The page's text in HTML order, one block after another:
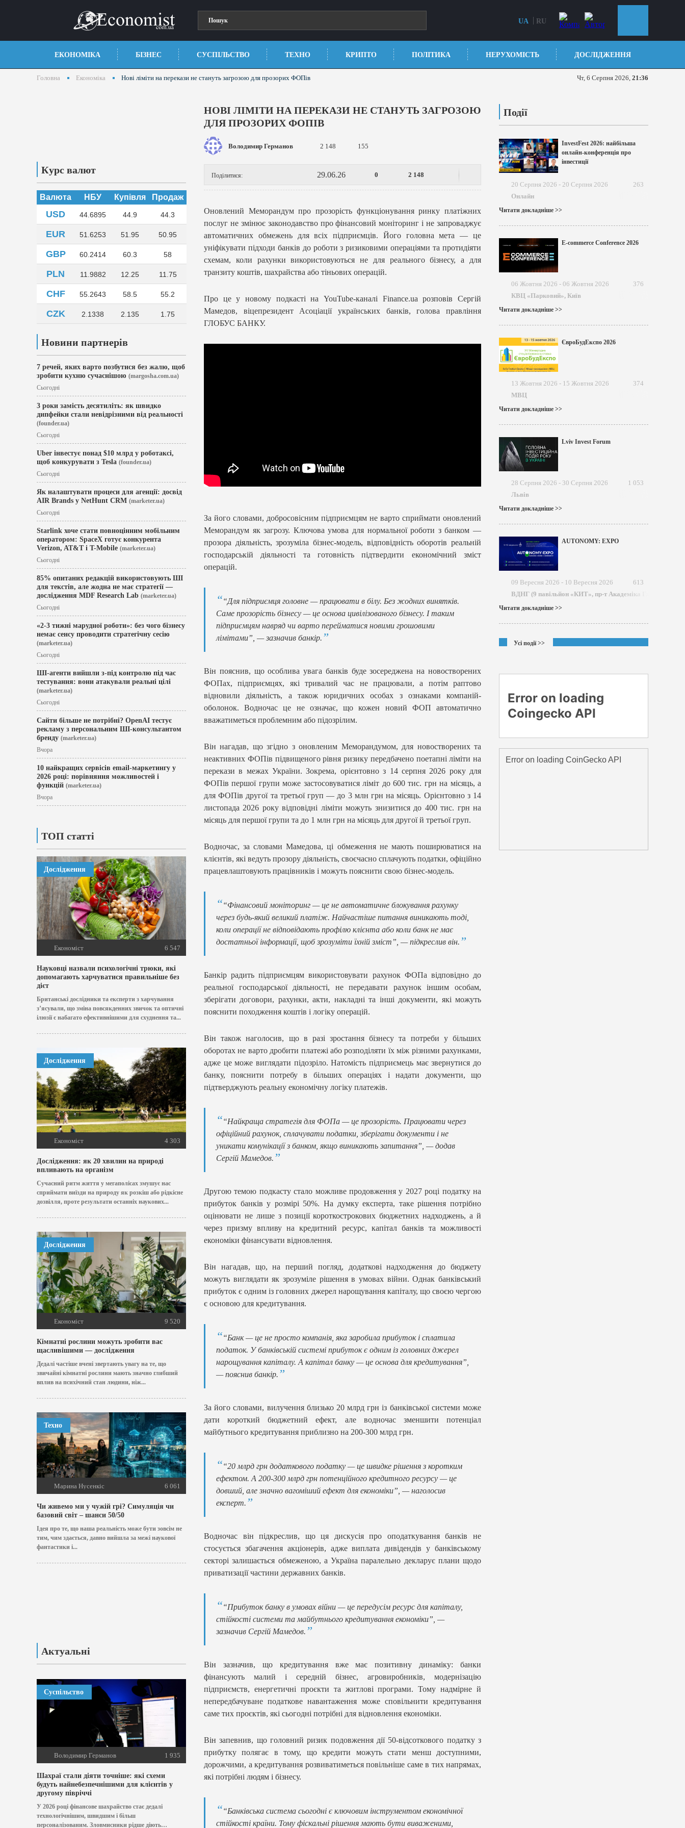
UA RU
ЕКОНОМІКА БІЗНЕС СУСПІЛЬСТВО ТЕХНО КРИПТО ПОЛІТИКА НЕРУХОМІСТЬ ДОСЛІДЖЕННЯ
Головна Економіка Нові ліміти на перекази не стануть загрозою для прозорих ФОПів Чт, 6 Серпня 2026, 21:36
Курс валют
Валюта НБУ Купівля Продаж
USD 44.6895 44.9 44.3
EUR 51.6253 51.95 50.95
GBP 60.2414 60.3 58
PLN 11.9882 12.25 11.75
CHF 55.2643 58.5 55.2
CZK 2.1338 2.135 1.75
Новини партнерів
7 речей, яких варто позбутися без жалю, щоб
зробити кухню сучаснішою (margosha.com.ua)
Сьогодні
3 роки замість десятиліть: як швидко
дипфейки стали невідрізними від реальності
(founder.ua)
Сьогодні
Uber інвестує понад $10 млрд у роботаксі,
щоб конкурувати з Tesla (founder.ua)
Сьогодні
Як налаштувати процеси для агенції: досвід
AIR Brands у NetHunt CRM (marketer.ua)
Сьогодні
Starlink хоче стати повноцінним мобільним
оператором: SpaceX готує конкурента
Verizon, AT&T і T-Mobile (marketer.ua)
Сьогодні
85% опитаних редакцій використовують ШІ
для текстів, але жодна не має стратегії —
дослідження MDF Research Lab (marketer.ua)
Сьогодні
«2-3 тижні марудної роботи»: без чого бізнесу
немає сенсу проводити стратегічну сесію
(marketer.ua)
Сьогодні
ШІ-агенти вийшли з-під контролю під час
тестування: вони атакували реальні цілі
(marketer.ua)
Сьогодні
Сайти більше не потрібні? OpenAI тестує
рекламу з персональним ШІ-консультантом
бренду (marketer.ua)
Вчора
10 найкращих сервісів email-маркетингу у
2026 році: порівняння можливостей і
функцій (marketer.ua)
Вчора
ТОП статті
Дослідження
Економіст 6 547
Науковці назвали психологічні трюки, які
допомагають харчуватися правильніше без
дієт
Британські дослідники та експерти з харчування
з’ясували, що зміна повсякденних звичок та оптичні
ілюзії є набагато ефективнішими для схуднення та...
Дослідження
Економіст 4 303
Дослідження: як 20 хвилин на природі
впливають на організм
Сучасний ритм життя у мегаполісах змушує нас
сприймати виїзди на природу як розкіш або рідкісне
дозвілля, проте результати останніх наукових...
Дослідження
Економіст 9 520
Кімнатні рослини можуть зробити вас
щасливішими — дослідження
Дедалі частіше вчені звертають увагу на те, що
звичайні кімнатні рослини мають значно глибший
вплив на психічний стан людини, ніж...
Техно
Марина Нусенкіс 6 061
Чи живемо ми у чужій грі? Симуляція чи
базовий світ – шанси 50/50
Ідея про те, що наша реальність може бути зовсім не
тим, чим здається, давно вийшла за межі наукової
фантастики і...
Актуальні
Суспільство
Володимир Германов 1 935
Шахраї стали діяти точніше: які схеми
будуть найнебезпечнішими для клієнтів у
другому півріччі
У 2026 році фінансове шахрайство стає дедалі
технологічнішим, швидшим і більш
персоналізованим. Зловмисники рідше діють
НОВІ ЛІМІТИ НА ПЕРЕКАЗИ НЕ СТАНУТЬ ЗАГРОЗОЮ
ДЛЯ ПРОЗОРИХ ФОПІВ
Володимир Германов 2 148 155
Поділитися: 29.06.26 0 2 148
Оновлений Меморандум про прозорість функціонування ринку платіжних
послуг не змінює законодавство про фінансовий моніторинг і не запроваджує
автоматичних обмежень для всіх підприємців. Його головна мета — це
уніфікувати підходи банків до роботи з ризиковими операціями та протидіяти
схемам, коли рахунки використовуються не для реального бізнесу, а для
транзиту коштів, шахрайства або тіньових операцій.
Про це у новому подкасті на YouTube-каналі Finance.ua розповів Сергій
Мамедов, віцепрезидент Асоціації українських банків, голова правління
ГЛОБУС БАНКУ.
За його словами, добросовісним підприємцям не варто сприймати оновлений
Меморандум як загрозу. Ключова умова для нормальної роботи з банком —
прозора діяльність, зрозуміла бізнес-модель, відповідність оборотів реальній
господарській діяльності та готовність підтвердити економічний зміст
операцій.
“Для підприємця головне — працювати в білу. Без жодних винятків.
Саме прозорість бізнесу — це основа цивілізованого бізнесу. І таким
підприємцям навряд чи варто перейматися новими грошовими
лімітами”, — зазначив банкір.
Він пояснив, що особлива увага банків буде зосереджена на новостворених
ФОПах, підприємцях, які тривалий час не працювали, а потім раптово
відновили діяльність, а також юридичних особах з ознаками компаній-
оболонок. Водночас це не означає, що кожен новий ФОП автоматично
вважатиметься проблемним або підозрілим.
Він нагадав, що згідно з оновленим Меморандумом, для новостворених та
неактивних ФОПів підвищеного рівня ризику передбачено поетапні ліміти на
перекази в межах України. Зокрема, орієнтовно з 14 серпня 2026 року для
ФОПів першої групи може застосовуватися ліміт до 600 тис. грн на місяць, а
для ФОПів другої та третьої груп — до 3 млн грн на місяць. Орієнтовно з 14
листопада 2026 року відповідні ліміти можуть знизитися до 400 тис. грн на
місяць для першої групи та до 1 млн грн на місяць для другої й третьої груп.
Водночас, за словами Мамедова, ці обмеження не мають поширюватися на
клієнтів, які ведуть прозору діяльність, своєчасно сплачують податки, офіційно
працевлаштовують працівників і можуть пояснити свою бізнес-модель.
“Фінансовий моніторинг — це не автоматичне блокування рахунку
через будь-який великий платіж. Найчастіше питання виникають тоді,
коли операції не відповідають профілю клієнта або коли банк не має
достатньої інформації, щоб зрозуміти їхній зміст”, — підкреслив він.
Банкір радить підприємцям використовувати рахунок ФОПа відповідно до
реальної господарської діяльності, не передавати рахунок іншим особам,
зберігати договори, рахунки, акти, накладні та інші документи, які можуть
пояснити походження коштів і логіку операцій.
Він також наголосив, що в разі зростання бізнесу та потреби у більших
оборотах не варто дробити платежі або розподіляти їх між різними рахунками,
адже це може виглядати підозріло. Натомість підприємець має звернутися до
банку, пояснити потребу в більших операціях і надати документи, що
підтверджують реальну економічну логіку платежів.
“Найкраща стратегія для ФОПа — це прозорість. Працювати через
офіційний рахунок, сплачувати податки, зберігати документи і не
уникати комунікації з банком, якщо виникають запитання”, — додав
Сергій Мамедов.
Другою темою подкасту стало можливе продовження у 2027 році податку на
прибуток банків у розмірі 50%. На думку експерта, таке рішення потрібно
оцінювати не лише з позиції короткострокових бюджетних надходжень, а й
через призму впливу на кредитний ресурс, капітал банків та можливості
економіки фінансувати відновлення.
Він нагадав, що, на перший погляд, додаткові надходження до бюджету
можуть виглядати як зрозуміле рішення в умовах війни. Однак банківський
прибуток є одним із головних джерел нарощування капіталу, що своєю чергою
є основою для кредитування.
“Банк — це не просто компанія, яка заробила прибуток і сплатила
податок. У банківській системі прибуток є одним із головних джерел
нарощування капіталу. А капітал банку — це основа для кредитування”,
— пояснив банкір.
За його словами, вилучення близько 20 млрд грн із банківської системи може
дати короткий бюджетний ефект, але водночас зменшити потенціал
майбутнього кредитування приблизно на 200-300 млрд грн.
“20 млрд грн додаткового податку — це швидке рішення з коротким
ефектом. А 200-300 млрд грн потенційного кредитного ресурсу — це
довший, але значно вагоміший ефект для економіки”, — наголосив
експерт.
Водночас він підкреслив, що ця дискусія про оподаткування банків не
стосується збагачення акціонерів, адже виплата дивідендів у банківському
секторі залишається обмеженою, а Україна паралельно декларує плани щодо
приватизації частини державних банків.
“Прибуток банку в умовах війни — це передусім ресурс для капіталу,
стійкості системи та майбутнього кредитування економіки”, —
зазначив Сергій Мамедов.
Він зазначив, що кредитування вже має позитивну динаміку: банки
фінансують малий і середній бізнес, агровиробників, модернізацію
підприємств, енергетичні проєкти та житлові програми. Тому надмірне й
непередбачуване податкове навантаження може сповільнити кредитування
саме тих проєктів, які сьогодні потрібні для відновлення економіки.
Він запевнив, що головний ризик подовження дії 50-відсоткового податку з
прибутку полягає в тому, що кредити можуть стати менш доступними,
дорожчими, а кредитування розвиватиметься повільніше саме в тих напрямах,
які потрібні людям і бізнесу.
“Банківська система сьогодні є ключовим інструментом економічної
стійкості країни. Тому фіскальні рішення мають бути виваженими,
Події
InvestFest 2026: найбільша
онлайн-конференція про
інвестиції
20 Серпня 2026 - 20 Серпня 2026
263
Онлайн
Читати докладніше >>
E-commerce Conference 2026
06 Жовтня 2026 - 06 Жовтня 2026
376
КВЦ «Парковий», Київ
Читати докладніше >>
ЄвроБудЕкспо 2026
13 Жовтня 2026 - 15 Жовтня 2026
374
МВЦ
Читати докладніше >>
Lviv Invest Forum
28 Серпня 2026 - 30 Серпня 2026
1 053
Львів
Читати докладніше >>
AUTONOMY: EXPO
09 Вересня 2026 - 10 Вересня 2026
613
ВДНГ (9 павільйон «КИТ», пр-т Академіка Глушкова)
Читати докладніше >>
Усі події >>